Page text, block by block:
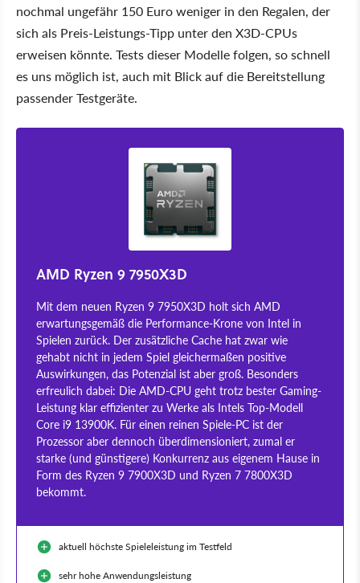
nochmal ungefähr 150 Euro weniger in den Regalen, der
sich als Preis-Leistungs-Tipp unter den X3D-CPUs
erweisen könnte. Tests dieser Modelle folgen, so schnell
es uns möglich ist, auch mit Blick auf die Bereitstellung
passender Testgeräte.
AMD Ryzen 9 7950X3D
Mit dem neuen Ryzen 9 7950X3D holt sich AMD
erwartungsgemäß die Performance-Krone von Intel in
Spielen zurück. Der zusätzliche Cache hat zwar wie
gehabt nicht in jedem Spiel gleichermaßen positive
Auswirkungen, das Potenzial ist aber groß. Besonders
erfreulich dabei: Die AMD-CPU geht trotz bester Gaming-
Leistung klar effizienter zu Werke als Intels Top-Modell
Core i9 13900K. Für einen reinen Spiele-PC ist der
Prozessor aber dennoch überdimensioniert, zumal er
starke (und günstigere) Konkurrenz aus eigenem Hause in
Form des Ryzen 9 7900X3D und Ryzen 7 7800X3D
bekommt.
aktuell höchste Spieleleistung im Testfeld
sehr hohe Anwendungsleistung